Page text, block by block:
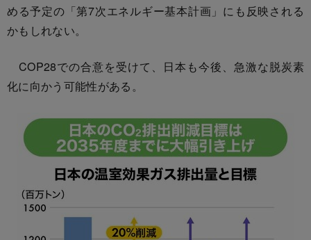
める予定の「第7次エネルギー基本計画」にも反映される
かもしれない。
COP28での合意を受けて、日本も今後、急激な脱炭素
化に向かう可能性がある。